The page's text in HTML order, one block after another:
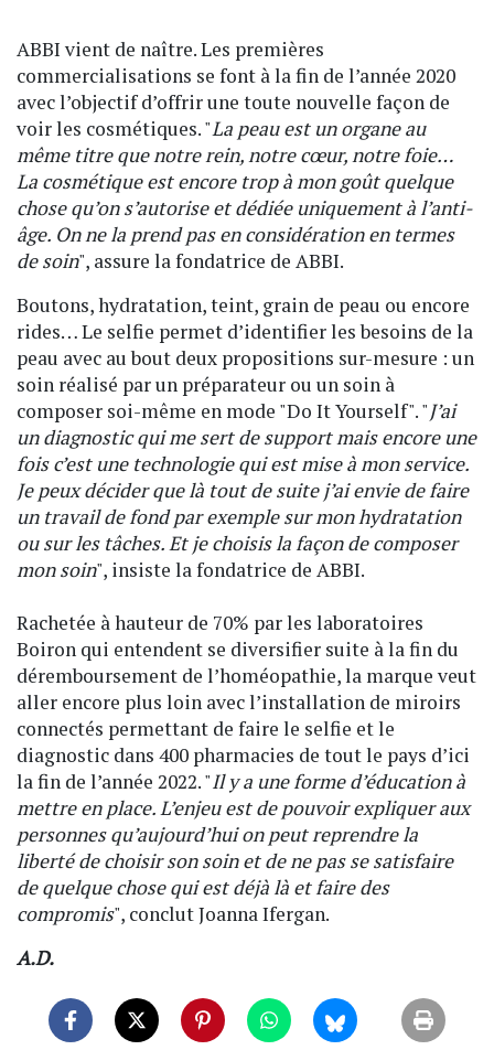
ABBI vient de naître. Les premières
commercialisations se font à la fin de l’année 2020
avec l’objectif d’offrir une toute nouvelle façon de
voir les cosmétiques. "La peau est un organe au
même titre que notre rein, notre cœur, notre foie…
La cosmétique est encore trop à mon goût quelque
chose qu’on s’autorise et dédiée uniquement à l’anti-
âge. On ne la prend pas en considération en termes
de soin", assure la fondatrice de ABBI.
Boutons, hydratation, teint, grain de peau ou encore
rides… Le selfie permet d’identifier les besoins de la
peau avec au bout deux propositions sur-mesure : un
soin réalisé par un préparateur ou un soin à
composer soi-même en mode "Do It Yourself". "J’ai
un diagnostic qui me sert de support mais encore une
fois c’est une technologie qui est mise à mon service.
Je peux décider que là tout de suite j’ai envie de faire
un travail de fond par exemple sur mon hydratation
ou sur les tâches. Et je choisis la façon de composer
mon soin", insiste la fondatrice de ABBI.
Rachetée à hauteur de 70% par les laboratoires
Boiron qui entendent se diversifier suite à la fin du
déremboursement de l’homéopathie, la marque veut
aller encore plus loin avec l’installation de miroirs
connectés permettant de faire le selfie et le
diagnostic dans 400 pharmacies de tout le pays d’ici
la fin de l’année 2022. "Il y a une forme d’éducation à
mettre en place. L’enjeu est de pouvoir expliquer aux
personnes qu’aujourd’hui on peut reprendre la
liberté de choisir son soin et de ne pas se satisfaire
de quelque chose qui est déjà là et faire des
compromis", conclut Joanna Ifergan.
A.D.